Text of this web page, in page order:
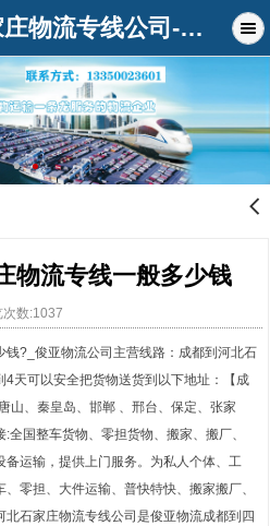
成都到河北石家庄物流专线公司-俊亚物流公司
󰊒
物流专线一般多少钱
数:1037
钱?_俊亚物流公司主营线路：成都到河北石
天可以安全把货物送货到以下地址：【成
山、秦皇岛、邯郸 、邢台、保定、张家
国整车货物、零担货物、搬家、搬厂、
运输，提供上门服务。为私人个体、工
零担、大件运输、普快特快、搬家搬厂、
石家庄物流专线公司是俊亚物流成都到四